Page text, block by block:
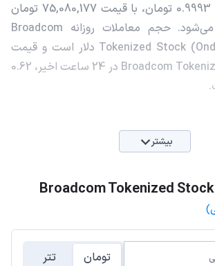
احتساب قیمت تتر 0.9993 تومان، با قیمت 75,080,177 تومان
در ایران معامله می‌شود. حجم معاملات روزانه Broadcom
Tokenized Stock (Ondo) 3,282,064.63 دلار است و قیمت
Broadcom Tokenized Stock (Ondo) در 24 ساعت اخیر، 0.62
بیشتر
بازارهای داخلی Broadcom Tokenized Stock
تومان تتر